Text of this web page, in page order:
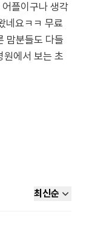
플이구나 생각
네요ㅋㅋ 무료
맘분들도 다들
원에서 보는 초
최신순